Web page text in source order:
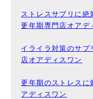
ストレスサプリに絶
更年期専門店オアデ
イライラ対策のサプ
店オアディスワン
更年期のストレスに
アディスワン